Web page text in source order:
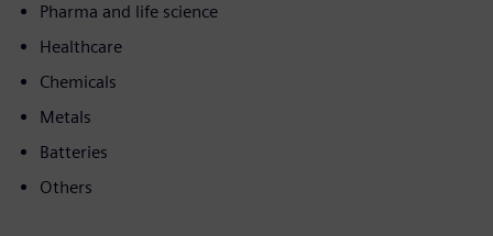
Pharma and life science
Healthcare
Chemicals
Metals
Batteries
Others